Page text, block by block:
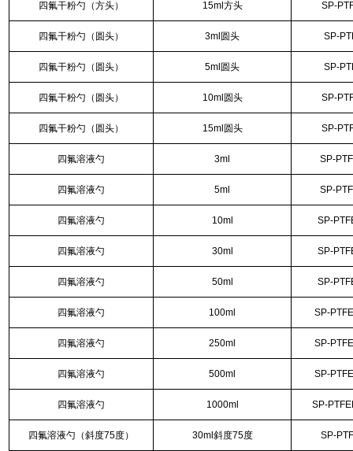
四氟干粉勺（方头） 15ml方头 SP-
四氟干粉勺（圆头） 3ml圆头 SP-
四氟干粉勺（圆头） 5ml圆头 SP-
四氟干粉勺（圆头） 10ml圆头 SP-
四氟干粉勺（圆头） 15ml圆头 SP-
四氟溶液勺 3ml SP-
四氟溶液勺 5ml SP-
四氟溶液勺 10ml SP-
四氟溶液勺 30ml SP-
四氟溶液勺 50ml SP-
四氟溶液勺 100ml SP-
四氟溶液勺 250ml SP-
四氟溶液勺 500ml SP-
四氟溶液勺 1000ml SP-
四氟溶液勺（斜度75度） 30ml斜度75度 SP-